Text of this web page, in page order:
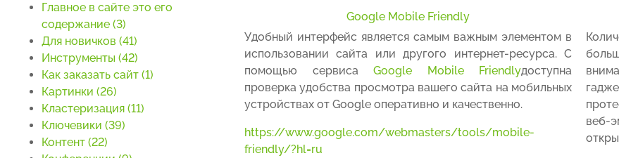
Главное в сайте это его
содержание (3)
Для новичков (41)
Инструменты (42)
Как заказать сайт (1)
Картинки (26)
Кластеризация (11)
Ключевики (39)
Контент (22)
Google Mobile Friendly
Удобный интерфейс является самым важным элементом в
использовании сайта или другого интернет-ресурса. С
помощью сервиса Google Mobile Friendlyдоступна
проверка удобства просмотра вашего сайта на мобильных
устройствах от Google оперативно и качественно.
https://www.google.com/webmasters/tools/mobile-
friendly/?hl=ru
веб-